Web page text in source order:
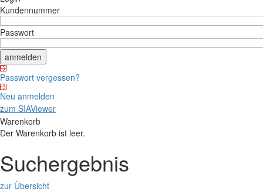
Kundennummer
Passwort
Passwort vergessen?
Neu anmelden
zum SIAViewer
Warenkorb
Der Warenkorb ist leer.
Suchergebnis
zur Übersicht